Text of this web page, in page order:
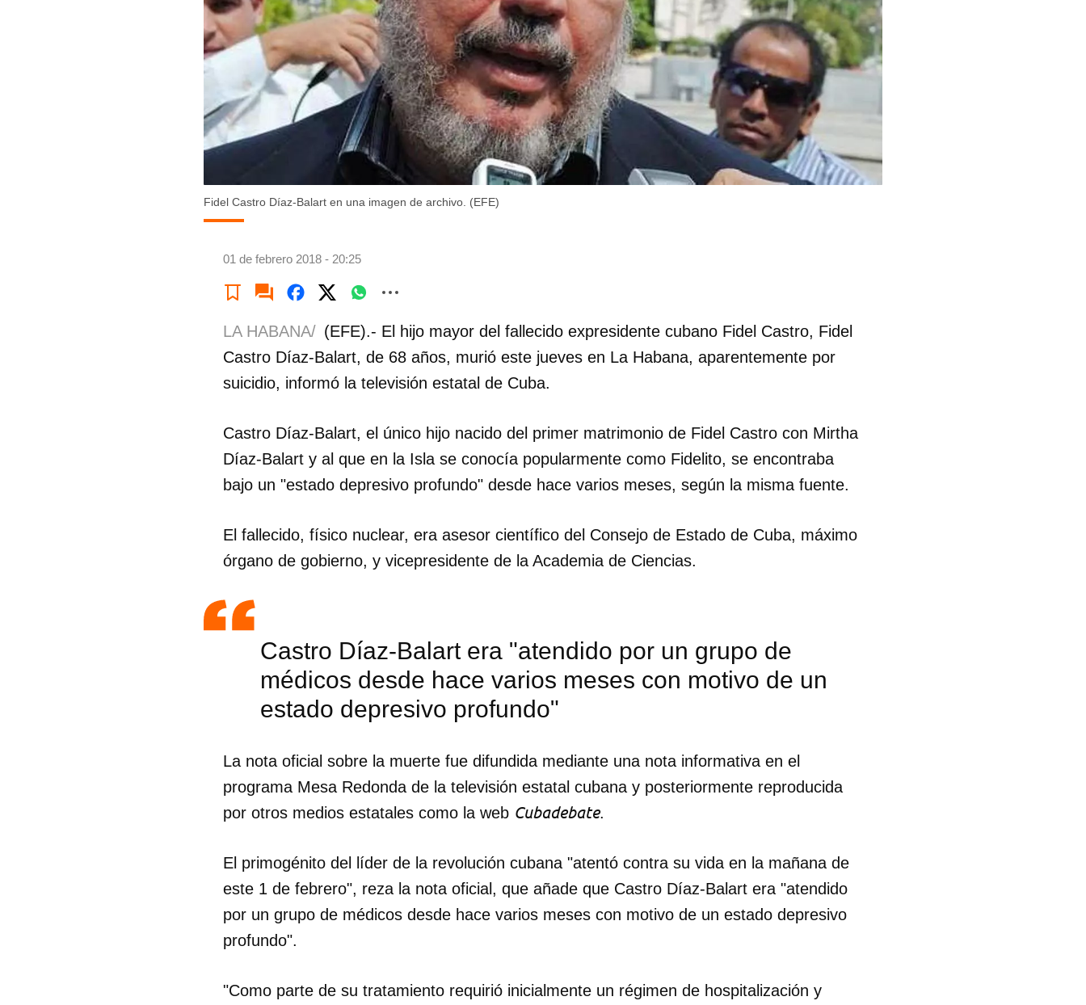
Fidel Castro Díaz-Balart en una imagen de archivo. (EFE)
01 de febrero 2018 - 20:25
LA HABANA/ (EFE).- El hijo mayor del fallecido expresidente cubano Fidel Castro, Fidel
Castro Díaz-Balart, de 68 años, murió este jueves en La Habana, aparentemente por
suicidio, informó la televisión estatal de Cuba.
Castro Díaz-Balart, el único hijo nacido del primer matrimonio de Fidel Castro con Mirtha
Díaz-Balart y al que en la Isla se conocía popularmente como Fidelito, se encontraba
bajo un "estado depresivo profundo" desde hace varios meses, según la misma fuente.
El fallecido, físico nuclear, era asesor científico del Consejo de Estado de Cuba, máximo
órgano de gobierno, y vicepresidente de la Academia de Ciencias.
Castro Díaz-Balart era "atendido por un grupo de
médicos desde hace varios meses con motivo de un
estado depresivo profundo"
La nota oficial sobre la muerte fue difundida mediante una nota informativa en el
programa Mesa Redonda de la televisión estatal cubana y posteriormente reproducida
por otros medios estatales como la web Cubadebate.
El primogénito del líder de la revolución cubana "atentó contra su vida en la mañana de
este 1 de febrero", reza la nota oficial, que añade que Castro Díaz-Balart era "atendido
por un grupo de médicos desde hace varios meses con motivo de un estado depresivo
profundo".
"Como parte de su tratamiento requirió inicialmente un régimen de hospitalización y